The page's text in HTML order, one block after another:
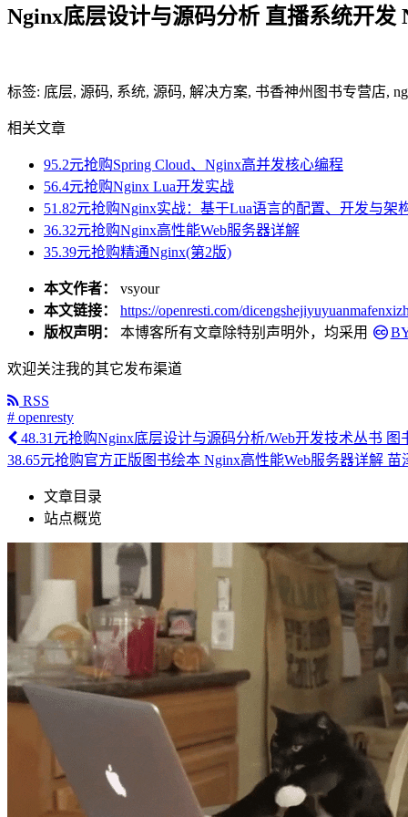
Nginx底层设计与源码分析 直播系统开发
标签: 底层, 源码, 系统, 源码, 解决方案, 书香神州图书专营店,
相关文章
95.2元抢购Spring Cloud、Nginx高并发核心编程
56.4元抢购Nginx Lua开发实战
51.82元抢购Nginx实战：基于Lua语言的配置、开发与架
36.32元抢购Nginx高性能Web服务器详解
35.39元抢购精通Nginx(第2版)
本文作者： vsyour
本文链接：
https://openresti.com/
版权声明： 本博客所有文章除特别声明外，均采用
欢迎关注我的其它发布渠道
RSS
# openresty
48.31元抢购Nginx底层设计与源码分析/Web开发技术丛书 图
38.65元抢购官方正版图书绘本 Nginx高性能Web服务器详解
文章目录
站点概览